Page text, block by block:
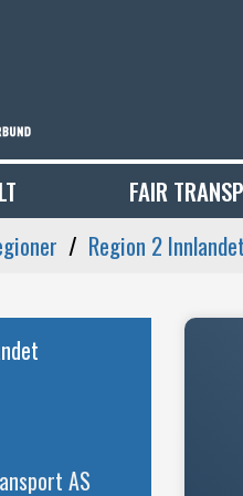
FAIR
Region 2
AS